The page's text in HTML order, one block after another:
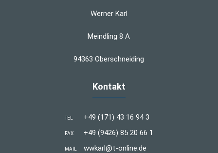
Werner Karl
Meindling 8 A
94363 Oberschneiding
Kontakt
TEL +49 (171) 43 16 94 3
FAX +49 (9426) 85 20 66 1
MAIL wwkarl@t-online.de